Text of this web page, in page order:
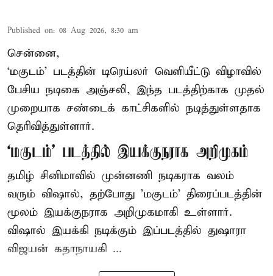
Published on: 08 Aug 2026, 8:30 am
சென்னை,
‘மகுடம்’ படத்தின் டிரெய்லர் வெளியீட்டு விழாவில்
பேசிய நடிகை அஞ்சலி, இந்த படத்திற்காக முதல்
முறையாக சண்டைக் காட்சிகளில் நடித்துள்ளதாக
தெரிவித்துள்ளார்.
‘மகுடம்’ படத்தில் இயக்குநராக அறிமுகம்
தமிழ் சினிமாவில் முன்னணி நடிகராக வலம்
வரும் விஷால், தற்போது 'மகுடம்' திரைப்படத்தின்
மூலம் இயக்குநராக அறிமுகமாகி உள்ளார்.
விஷால் இயக்கி நடிக்கும் இப்படத்தில் துஷாரா
விஜயன் கதாநாயகி ...